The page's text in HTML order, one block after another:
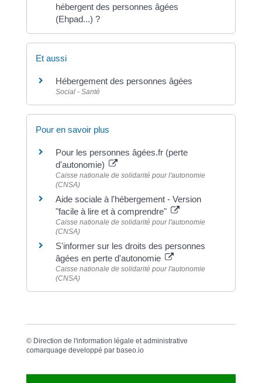
hébergent des personnes âgées
(Ehpad...) ?
Et aussi
Hébergement des personnes âgées
Social - Santé
Pour en savoir plus
Pour les personnes âgées.fr (perte
d'autonomie)
Caisse nationale de solidarité pour l'autonomie
(CNSA)
Aide sociale à l'hébergement - Version
"facile à lire et à comprendre"
Caisse nationale de solidarité pour l'autonomie
(CNSA)
S'informer sur les droits des personnes
âgées en perte d'autonomie
Caisse nationale de solidarité pour l'autonomie
(CNSA)
© Direction de l'information légale et administrative
comarquage developpé par baseo.io